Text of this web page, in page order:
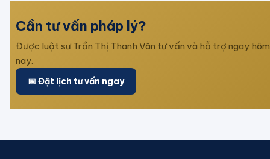
Cần tư vấn pháp lý?
Được luật sư Trần Thị Thanh Vân tư vấn và hỗ trợ ngay hôm
nay.
📅 Đặt lịch tư vấn ngay